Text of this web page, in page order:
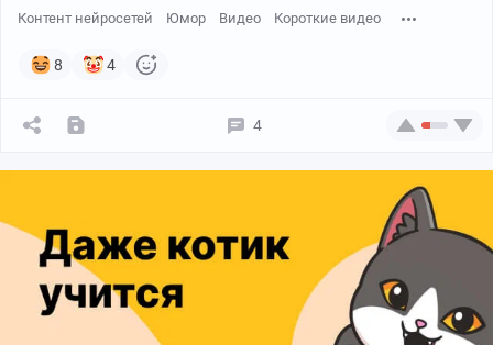
Контент нейросетей Юмор Видео Короткие видео
8 4
4